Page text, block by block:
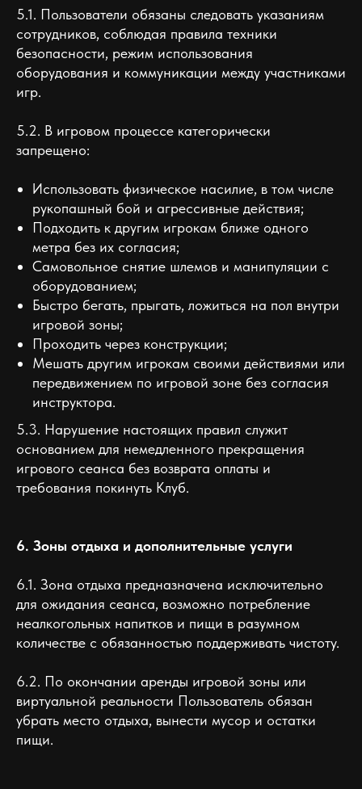
5.1. Пользователи обязаны следовать указаниям
сотрудников, соблюдая правила техники
безопасности, режим использования
оборудования и коммуникации между участниками
игр.
5.2. В игровом процессе категорически
запрещено:
Использовать физическое насилие, в том числе
рукопашный бой и агрессивные действия;
Подходить к другим игрокам ближе одного
метра без их согласия;
Самовольное снятие шлемов и манипуляции с
оборудованием;
Быстро бегать, прыгать, ложиться на пол внутри
игровой зоны;
Проходить через конструкции;
Мешать другим игрокам своими действиями или
передвижением по игровой зоне без согласия
инструктора.
5.3. Нарушение настоящих правил служит
основанием для немедленного прекращения
игрового сеанса без возврата оплаты и
требования покинуть Клуб.
6. Зоны отдыха и дополнительные услуги
6.1. Зона отдыха предназначена исключительно
для ожидания сеанса, возможно потребление
неалкогольных напитков и пищи в разумном
количестве с обязанностью поддерживать чистоту.
6.2. По окончании аренды игровой зоны или
виртуальной реальности Пользователь обязан
убрать место отдыха, вынести мусор и остатки
пищи.